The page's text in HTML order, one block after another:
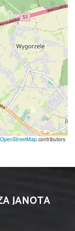
OpenStreetMap contributors
JANOTA